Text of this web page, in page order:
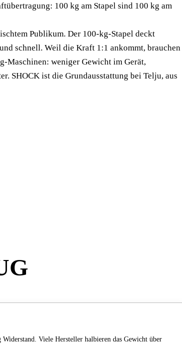
100 kg am Stapel sind 100 kg am
Publikum. Der 100-kg-Stapel deckt
schnell. Weil die Kraft 1:1 ankommt, brauchen
Maschinen: weniger Gewicht im Gerät,
SHOCK ist die Grundausstattung bei Telju, aus
Viele Hersteller halbieren das Gewicht über